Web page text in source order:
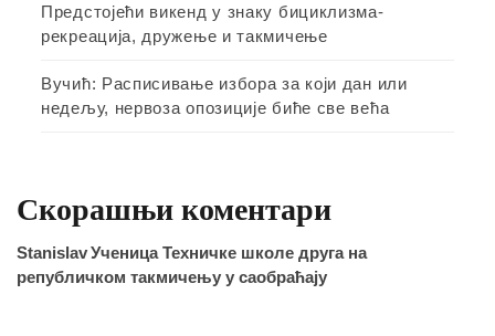
Предстојећи викенд у знаку бициклизма-
рекреација, дружење и такмичење
Вучић: Расписивање избора за који дан или
недељу, нервоза опозиције биће све већа
Скорашњи коментари
StanislavУченица Техничке школе друга на
републичком такмичењу у саобраћају